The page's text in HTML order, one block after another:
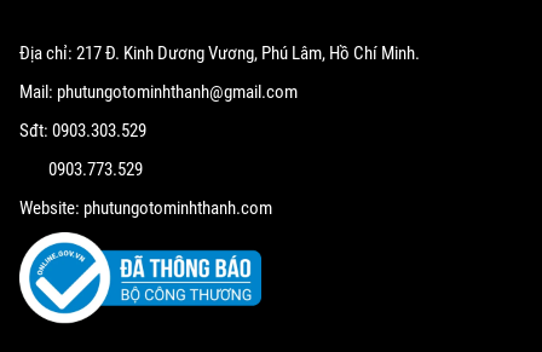
Địa chỉ: 217 Đ. Kinh Dương Vương, Phú Lâm, Hồ Chí Minh.
Mail: phutungotominhthanh@gmail.com
Sđt: 0903.303.529
0903.773.529
Website: phutungotominhthanh.com